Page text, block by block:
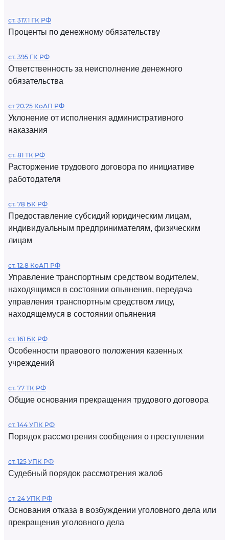
ст. 317.1 ГК РФ
Проценты по денежному обязательству
ст. 395 ГК РФ
Ответственность за неисполнение денежного
обязательства
ст 20.25 КоАП РФ
Уклонение от исполнения административного
наказания
ст. 81 ТК РФ
Расторжение трудового договора по инициативе
работодателя
ст. 78 БК РФ
Предоставление субсидий юридическим лицам,
индивидуальным предпринимателям, физическим
лицам
ст. 12.8 КоАП РФ
Управление транспортным средством водителем,
находящимся в состоянии опьянения, передача
управления транспортным средством лицу,
находящемуся в состоянии опьянения
ст. 161 БК РФ
Особенности правового положения казенных
учреждений
ст. 77 ТК РФ
Общие основания прекращения трудового договора
ст. 144 УПК РФ
Порядок рассмотрения сообщения о преступлении
ст. 125 УПК РФ
Судебный порядок рассмотрения жалоб
ст. 24 УПК РФ
Основания отказа в возбуждении уголовного дела или
прекращения уголовного дела